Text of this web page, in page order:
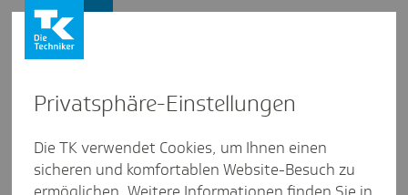
SEPA-Über­wei­sun­gen: Empfän­
Firmenkunden Beiträge
Privat­sphäre-Einstel­lungen
Die TK verwendet Cookies, um Ihnen einen
sicheren und komfortablen Website-Besuch zu